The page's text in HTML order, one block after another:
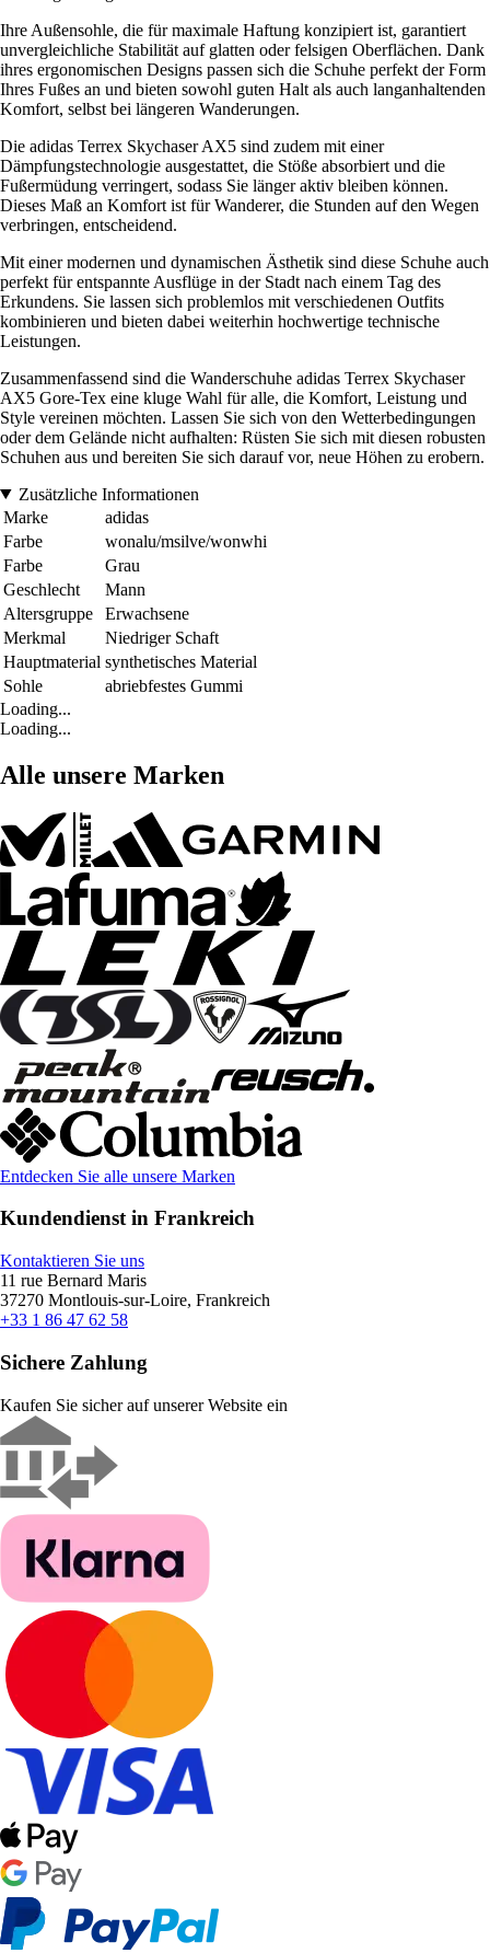
Ihre Außensohle, die für maximale Haftung konzipiert ist, garantiert
unvergleichliche Stabilität auf glatten oder felsigen Oberflächen. Dank
ihres ergonomischen Designs passen sich die Schuhe perfekt der Form
Ihres Fußes an und bieten sowohl guten Halt als auch langanhaltenden
Komfort, selbst bei längeren Wanderungen.
Die adidas Terrex Skychaser AX5 sind zudem mit einer
Dämpfungstechnologie ausgestattet, die Stöße absorbiert und die
Fußermüdung verringert, sodass Sie länger aktiv bleiben können.
Dieses Maß an Komfort ist für Wanderer, die Stunden auf den Wegen
verbringen, entscheidend.
Mit einer modernen und dynamischen Ästhetik sind diese Schuhe auch
perfekt für entspannte Ausflüge in der Stadt nach einem Tag des
Erkundens. Sie lassen sich problemlos mit verschiedenen Outfits
kombinieren und bieten dabei weiterhin hochwertige technische
Leistungen.
Zusammenfassend sind die Wanderschuhe adidas Terrex Skychaser
AX5 Gore-Tex eine kluge Wahl für alle, die Komfort, Leistung und
Style vereinen möchten. Lassen Sie sich von den Wetterbedingungen
oder dem Gelände nicht aufhalten: Rüsten Sie sich mit diesen robusten
Schuhen aus und bereiten Sie sich darauf vor, neue Höhen zu erobern.
Zusätzliche Informationen
Marke
adidas
Farbe
wonalu/msilve/wonwhi
Farbe
Grau
Geschlecht
Mann
Altersgruppe
Erwachsene
Merkmal
Niedriger Schaft
Hauptmaterial synthetisches Material
Sohle
abriebfestes Gummi
Loading...
Loading...
Alle unsere Marken
Entdecken Sie alle unsere Marken
Kundendienst in Frankreich
Kontaktieren Sie uns
11 rue Bernard Maris
37270 Montlouis-sur-Loire, Frankreich
+33 1 86 47 62 58
Sichere Zahlung
Kaufen Sie sicher auf unserer Website ein